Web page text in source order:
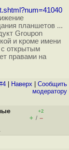
планшетов ...
Groupon
и кроме имени
с открытым
правами на
Наверх
Cообщить
модератору
+2
+ / –